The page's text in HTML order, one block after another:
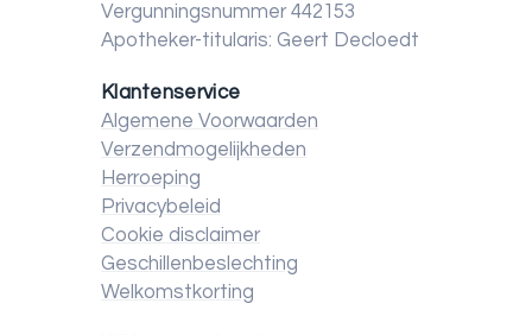
Vergunningsnummer 442153
Apotheker-titularis: Geert Decloedt
Klantenservice
Algemene Voorwaarden
Verzendmogelijkheden
Herroeping
Privacybeleid
Cookie disclaimer
Geschillenbeslechting
Welkomstkorting